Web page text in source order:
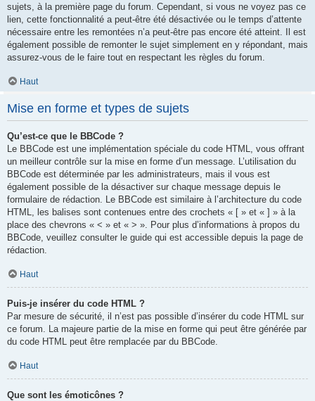
sujets, à la première page du forum. Cependant, si vous ne voyez pas ce
lien, cette fonctionnalité a peut-être été désactivée ou le temps d’attente
nécessaire entre les remontées n’a peut-être pas encore été atteint. Il est
également possible de remonter le sujet simplement en y répondant, mais
assurez-vous de le faire tout en respectant les règles du forum.
Haut
Mise en forme et types de sujets
Qu’est-ce que le BBCode ?
Le BBCode est une implémentation spéciale du code HTML, vous offrant
un meilleur contrôle sur la mise en forme d’un message. L’utilisation du
BBCode est déterminée par les administrateurs, mais il vous est
également possible de la désactiver sur chaque message depuis le
formulaire de rédaction. Le BBCode est similaire à l’architecture du code
HTML, les balises sont contenues entre des crochets « [ » et « ] » à la
place des chevrons « < » et « > ». Pour plus d’informations à propos du
BBCode, veuillez consulter le guide qui est accessible depuis la page de
rédaction.
Haut
Puis-je insérer du code HTML ?
Par mesure de sécurité, il n’est pas possible d’insérer du code HTML sur
ce forum. La majeure partie de la mise en forme qui peut être générée par
du code HTML peut être remplacée par du BBCode.
Haut
Que sont les émoticônes ?